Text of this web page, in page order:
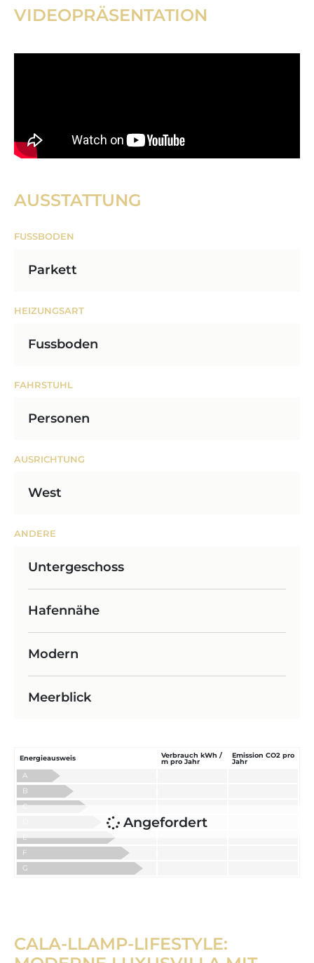
VIDEOPRÄSENTATION
AUSSTATTUNG
FUSSBODEN
Parkett
HEIZUNGSART
Fussboden
FAHRSTUHL
Personen
AUSRICHTUNG
West
ANDERE
Untergeschoss
Hafennähe
Modern
Meerblick
Angefordert
Energieausweis
Verbrauch kWh /
m pro Jahr
Emission CO2 pro
Jahr
A
B
C
E
F
G
CALA-LLAMP-LIFESTYLE: